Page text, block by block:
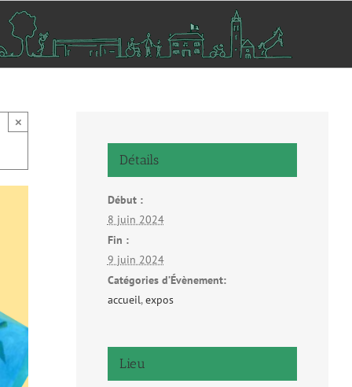
×
Détails
Début :
8 juin 2024
Fin :
9 juin 2024
Catégories d’Évènement:
accueil,expos
Lieu